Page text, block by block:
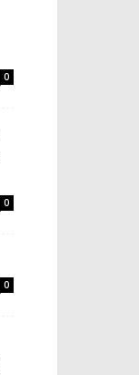
0
0
0